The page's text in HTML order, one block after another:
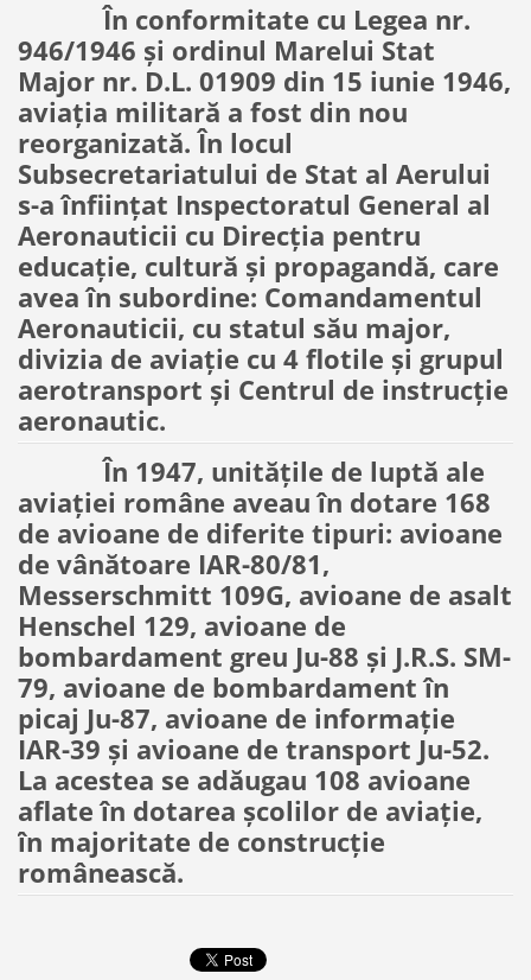
În conformitate cu Legea nr.
946/1946 şi ordinul Marelui Stat
Major nr. D.L. 01909 din 15 iunie 1946,
aviaţia militară a fost din nou
reorganizată. În locul
Subsecretariatului de Stat al Aerului
s-a înfiinţat Inspectoratul General al
Aeronauticii cu Direcţia pentru
educaţie, cultură şi propagandă, care
avea în subordine: Comandamentul
Aeronauticii, cu statul său major,
divizia de aviaţie cu 4 flotile şi grupul
aerotransport şi Centrul de instrucţie
aeronautic.
În 1947, unităţile de luptă ale
aviaţiei române aveau în dotare 168
de avioane de diferite tipuri: avioane
de vânătoare IAR-80/81,
Messerschmitt 109G, avioane de asalt
Henschel 129, avioane de
bombardament greu Ju-88 şi J.R.S. SM-
79, avioane de bombardament în
picaj Ju-87, avioane de informaţie
IAR-39 şi avioane de transport Ju-52.
La acestea se adăugau 108 avioane
aflate în dotarea şcolilor de aviaţie,
în majoritate de construcţie
românească.